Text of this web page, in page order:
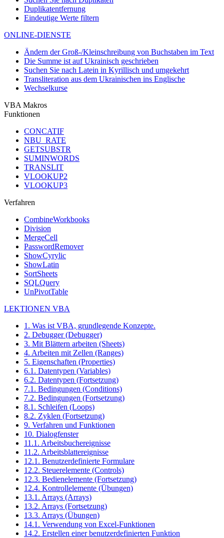
Duplikatentfernung
Eindeutige Werte filtern
ONLINE-DIENSTE
Ändern der Groß-/Kleinschreibung von Buchstaben im Text
Die Summe ist auf Ukrainisch geschrieben
Suchen Sie nach Latein in Kyrillisch und umgekehrt
Transliteration aus dem Ukrainischen ins Englische
Wechselkurse
VBA Makros
Funktionen
CONCATIF
NBU_RATE
GETSUBSTR
SUMINWORDS
TRANSLIT
VLOOKUP2
VLOOKUP3
Verfahren
CombineWorkbooks
Division
MergeCell
PasswordRemover
ShowCyrylic
ShowLatin
SortSheets
SQLQuery
UnPivotTable
LEKTIONEN VBA
1. Was ist VBA, grundlegende Konzepte.
2. Debugger (Debugger)
3. Mit Blättern arbeiten (Sheets)
4. Arbeiten mit Zellen (Ranges)
5. Eigenschaften (Properties)
6.1. Datentypen (Variables)
6.2. Datentypen (Fortsetzung)
7.1. Bedingungen (Conditions)
7.2. Bedingungen (Fortsetzung)
8.1. Schleifen (Loops)
8.2. Zyklen (Fortsetzung)
9. Verfahren und Funktionen
10. Dialogfenster
11.1. Arbeitsbuchereignisse
11.2. Arbeitsblattereignisse
12.1. Benutzerdefinierte Formulare
12.2. Steuerelemente (Controls)
12.3. Bedienelemente (Fortsetzung)
12.4. Kontrollelemente (Übungen)
13.1. Arrays (Arrays)
13.2. Arrays (Fortsetzung)
13.3. Arrays (Übungen)
14.1. Verwendung von Excel-Funktionen
14.2. Erstellen einer benutzerdefinierten Funktion